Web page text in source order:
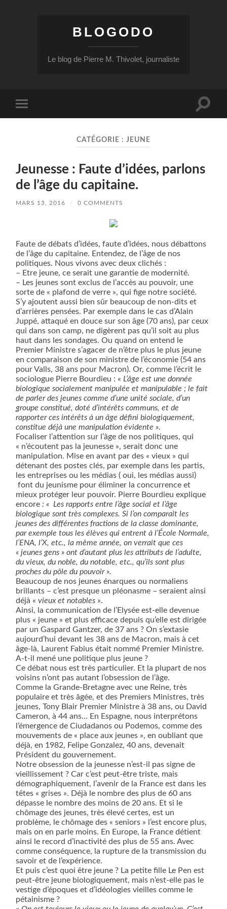
BLOGODO
Le blog de Pierre M. Thivolet, journaliste
mobile
Toggle
CATÉGORIE : JEUNE
Jeunesse : Faute d’idées, parlons
de l’âge du capitaine.
MARS 13, 2016 / 0 COMMENTS
Faute de débats d’idées, faute d’idées, nous débattons
de l’âge du capitaine. Entendez, de l’âge de nos
politiques. Nous vivons avec deux clichés :
– Etre jeune, ce serait une garantie de modernité.
– Les jeunes sont exclus de l’accès au pouvoir, une
sorte de « plafond de verre », qui fige notre société.
S’y ajoutent aussi bien sûr beaucoup de non-dits et
d’arrières pensées. Par exemple dans le cas d’Alain
Juppé, attaqué en douce sur son âge (70 ans), par ceux
qui dans son camp, ne digèrent pas qu’il soit au plus
haut dans les sondages. Ou quand on entend le
Premier Ministre s’agacer de n’être plus le plus jeune
en comparaison de son ministre de l’économie (54 ans
pour Valls, 38 ans pour Macron). Or, comme l’écrit le
sociologue Pierre Bourdieu : «L’âge est une donnée
biologique socialement manipulée et manipulable ; le fait
de parler des jeunes comme d’une unité sociale, d’un
groupe constitué, doté d’intérêts communs, et de
rapporter ces intérêts à un âge défini biologiquement,
constitue déjà une manipulation évidente ».
Focaliser l’attention sur l’âge de nos politiques, qui
« n’écoutent pas la jeunesse », serait donc une
manipulation. Mise en avant par des « vieux » qui
détenant des postes clés, par exemple dans les partis,
les entreprises ou les médias ( oui, les médias aussi)
font du jeunisme pour éliminer la concurrence et
mieux protéger leur pouvoir. Pierre Bourdieu explique
encore: « Les rapports entre l’âge social et l’âge
biologique sont très complexes. Si l’on comparait les
jeunes des différentes fractions de la classe dominante,
par exemple tous les élèves qui entrent à l’École Normale,
l’ENA, l’X, etc., la même année, on verrait que ces
« jeunes gens » ont d’autant plus les attributs de l’adulte,
du vieux, du noble, du notable, etc., qu’ils sont plus
proches du pôle du pouvoir ».
Beaucoup de nos jeunes énarques ou normaliens
brillants – c’est presque un pléonasme – seraient ainsi
déjà «vieux et notables ».
Ainsi, la communication de l’Elysée est-elle devenue
plus « jeune » et plus efficace depuis qu’elle est dirigée
par un Gaspard Gantzer, de 37 ans ? On s’extasie
aujourd’hui devant les 38 ans de Macron, mais à cet
âge-là, Laurent Fabius était nommé Premier Ministre.
A-t-il mené une politique plus jeune ?
Ce débat nous est très particulier. Et la plupart de nos
voisins n’ont pas autant l’obsession de l’âge.
Comme la Grande-Bretagne avec une Reine, très
populaire et très âgée, et des Premiers Ministres, très
jeunes, Tony Blair Premier Ministre à 38 ans, ou David
Cameron, à 44 ans… En Espagne, nous interprétons
l’émergence de Ciudadanos ou Podemos, comme des
mouvements de « place aux jeunes », en oubliant que
déjà, en 1982, Felipe Gonzalez, 40 ans, devenait
Président du gouvernement.
Notre obsession de la jeunesse n’est-il pas signe de
vieillissement ? Car c’est peut-être triste, mais
démographiquement, l’avenir de la France est dans les
têtes « grises ». Déjà le nombre des plus de 60 ans
dépasse le nombre des moins de 20 ans. Et si le
chômage des jeunes, très élevé certes, est un
problème, le chômage des « seniors » l’est encore plus,
mais on en parle moins. En Europe, la France détient
ainsi le record d’inactivité des plus de 55 ans. Avec
comme conséquence, la rupture de la transmission du
savoir et de l’expérience.
Et puis c’est quoi être jeune ? La petite fille Le Pen est
peut-être jeune biologiquement, mais n’est-elle pas le
vestige d’époques et d’idéologies vieilles comme le
pétainisme ?